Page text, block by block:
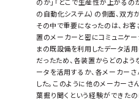
のか」「どこで生産性が上がる
の自動化システム）の側面、双方
その中で重要になったのは、お
置のメーカーと密にコミュニケー
まの既設備を利用したデータ活
だったため、各装置からどのよう
ータを活用するか、各メーカー
した。このように他のメーカーさ
葉掘り聞くという経験ができた